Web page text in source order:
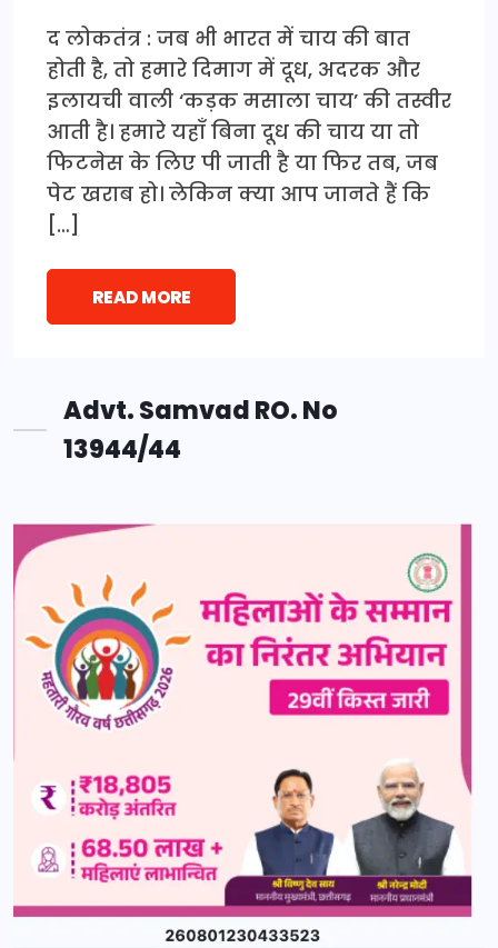
द लोकतंत्र : जब भी भारत में चाय की बात
होती है, तो हमारे दिमाग में दूध, अदरक और
इलायची वाली ‘कड़क मसाला चाय’ की तस्वीर
आती है। हमारे यहाँ बिना दूध की चाय या तो
फिटनेस के लिए पी जाती है या फिर तब, जब
पेट खराब हो। लेकिन क्या आप जानते हैं कि
[…]
READ MORE
Advt. Samvad RO. No
13944/44